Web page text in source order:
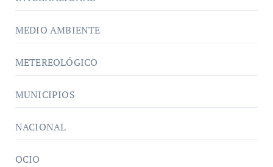
MEDIO AMBIENTE
METEREOLÓGICO
MUNICIPIOS
NACIONAL
OCIO